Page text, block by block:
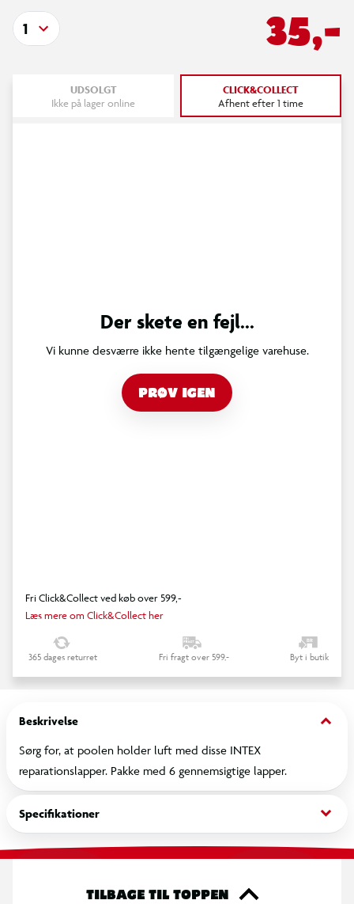
35,-
1
UDSOLGT
Ikke på lager online
CLICK&COLLECT
Afhent efter 1 time
Der skete en fejl...
Vi kunne desværre ikke hente tilgængelige varehuse.
PRØV IGEN
Fri Click&Collect ved køb over 599,-
Læs mere om Click&Collect her
365 dages returret Fri fragt over 599,- Byt i butik
Beskrivelse keyboard_arrow_down
Sørg for, at poolen holder luft med disse INTEX
reparationslapper. Pakke med 6 gennemsigtige lapper.
Specifikationer keyboard_arrow_down
TILBAGE TIL TOPPEN